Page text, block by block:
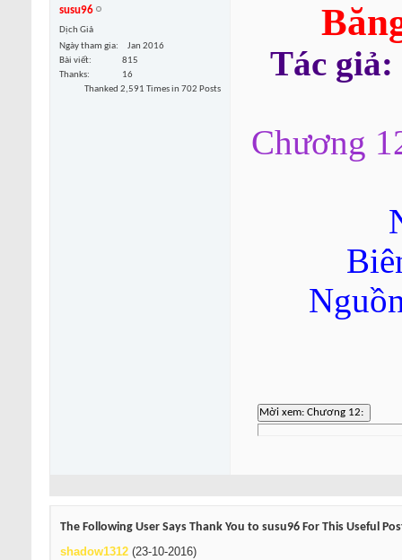
susu96
Dịch Giả
Ngày tham gia
Jan 2016
Bài viết
815
Thanks
16
Thanked 2,591 Times in 702 Posts
Tác
Chương
The Following User Says Thank You to susu96 For This Useful
shadow1312 (23-10-2016)